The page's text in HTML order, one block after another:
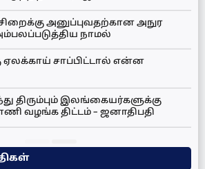
அனுப்புவதற்கான அநுர
நாமல்
ஏலக்காய் சாப்பிட்டால் என்ன
திரும்பும் இலங்கையர்களுக்கு
வழங்க திட்டம் – ஜனாதிபதி